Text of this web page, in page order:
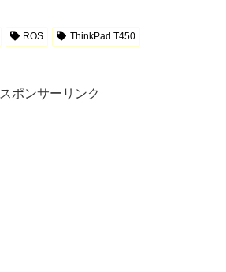
ROS
ThinkPad T450
スポンサーリンク